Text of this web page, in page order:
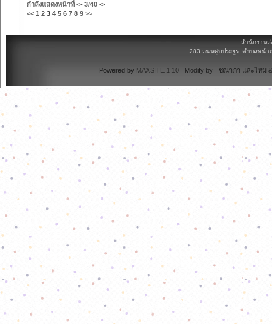
กำลังแสดงหน้าที่ <- 3/40 ->
<< 1 2 3 4 5 6 7 8 9 >>
สำนักงานส่
283 ถนนศุขประยูร ตำบลหน้า
Powered by MAXSITE 1.10 Modify by ชณาภา และไหม